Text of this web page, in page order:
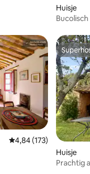
Huisje
Gemiddelde
4,84 (173)
Huisje
Prachtig